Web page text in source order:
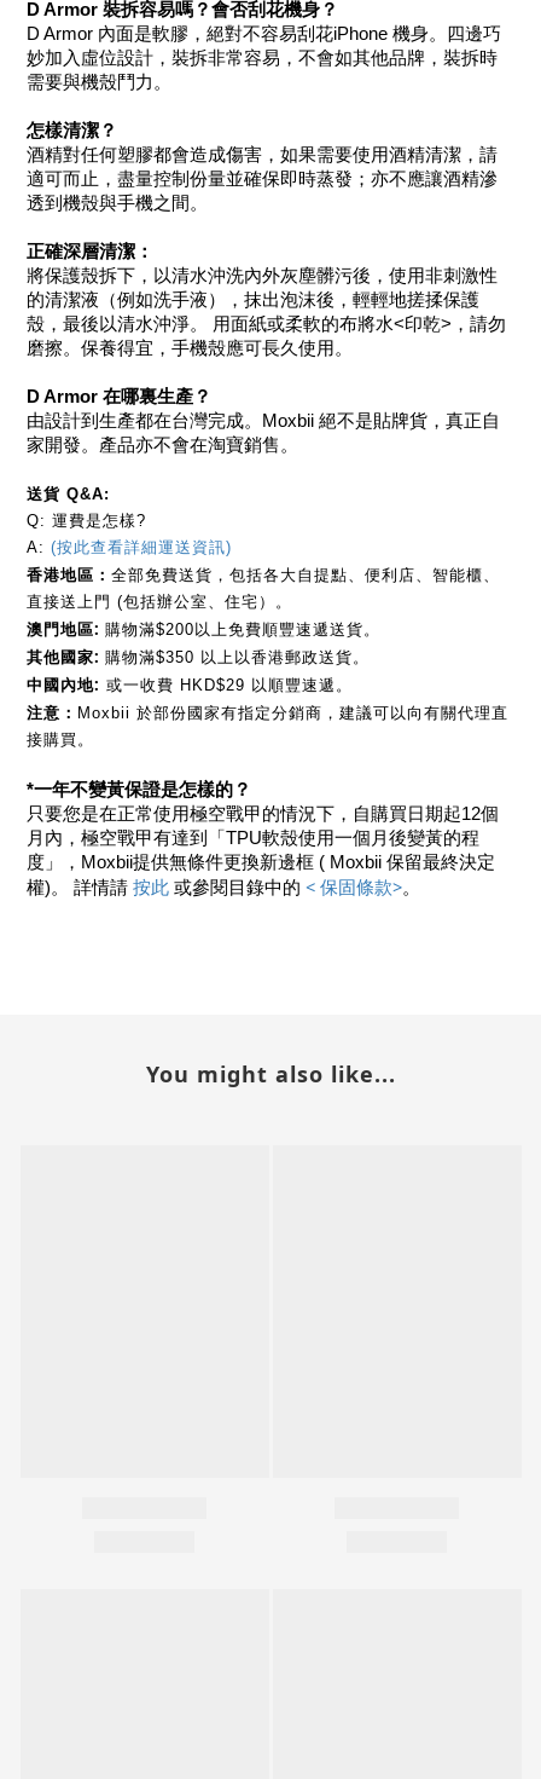
D Armor 裝拆容易嗎？會否刮花機身？
D Armor 內面是軟膠，絕對不容易刮花iPhone 機身。四邊巧
妙加入虛位設計，裝拆非常容易，不會如其他品牌，裝拆時
需要與機殼鬥力。
怎樣清潔？
酒精對任何塑膠都會造成傷害，如果需要使用酒精清潔，請
適可而止，盡量控制份量並確保即時蒸發；亦不應讓酒精滲
透到機殼與手機之間。
正確深層清潔：
將保護殼拆下，以清水沖洗內外灰塵髒污後，使用非刺激性
的清潔液（例如洗手液），抹出泡沫後，輕輕地搓揉保護
殼，最後以清水沖淨。 用面紙或柔軟的布將水<印乾>，請勿
磨擦。保養得宜，手機殼應可長久使用。
D Armor 在哪裏生產？
由設計到生產都在台灣完成。Moxbii 絕不是貼牌貨，真正自
家開發。產品亦不會在淘寶銷售。
送貨 Q&A:
Q: 運費是怎樣?
A: (按此查看詳細運送資訊)
香港地區： 全部免費送貨，包括各大自提點、便利店、智能櫃、
直接送上門 (包括辦公室、住宅）
。
澳門地區: 購物滿$200以上免費順豐速遞送貨。
其他國家: 購物滿$350 以上以香港郵政送貨。
中國內地: 或一收費 HKD$29 以順豐速遞。
注意： Moxbii 於部份國家有指定分銷商，建議可以向有關代理直
接購買。
*一年不變黃保證是怎樣的？
只要您是在正常使用極空戰甲的情況下，自購買日期起12個
月內，極空戰甲有達到「TPU軟殼使用一個月後變黃的程
度」，Moxbii提供無條件更換新邊框 ( Moxbii 保留最終決定
權)。 詳情請 按此 或參閱目錄中的 < 保固條款>。
You might also like...